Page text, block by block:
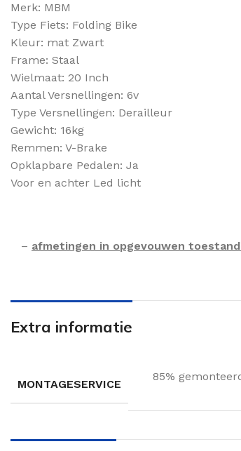
Merk: MBM
Type Fiets: Folding Bike
Kleur: mat Zwart
Frame: Staal
Wielmaat: 20 Inch
Aantal Versnellingen: 6v
Type Versnellingen: Derailleur
Gewicht: 16kg
Remmen: V-Brake
Opklapbare Pedalen: Ja
Voor en achter Led licht
– afmetingen in opgevouwen
Extra informatie
MONTAGESERVICE
85%